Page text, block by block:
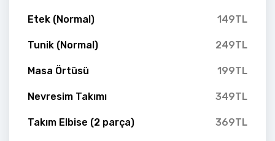
Etek (Normal) 149TL
Tunik (Normal) 249TL
Masa Örtüsü 199TL
Nevresim Takımı 349TL
Takım Elbise (2 parça) 369TL